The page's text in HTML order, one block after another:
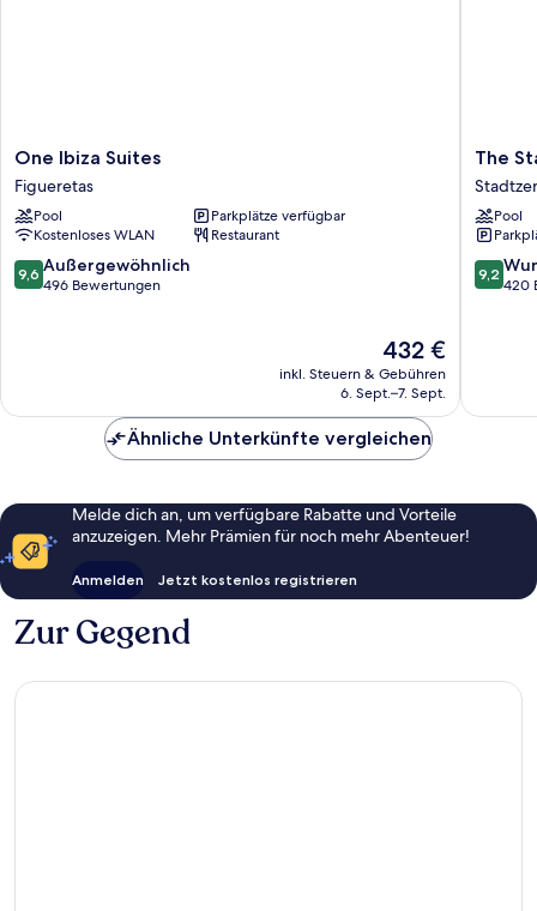
One
Ibiza
Suites
Figueretas
One Ibiza Suites
Figueretas
Pool
Parkplätze verfügbar
Kostenloses WLAN
Restaurant
9.6
von
9,6 Außergewöhnlich
496 Bewertungen
Der
Preis
beträgt
432 €
inkl. Steuern & Gebühren
6. Sept.–7. Sept.
The
Ibiza
von
Ibiza
The
Pool
9.2
von
9,2
420
Ähnliche Unterkünfte vergleichen
Melde dich an, um verfügbare Rabatte und Vorteile
anzuzeigen. Mehr Prämien für noch mehr Abenteuer!
Anmelden Jetzt kostenlos registrieren
Zur Gegend